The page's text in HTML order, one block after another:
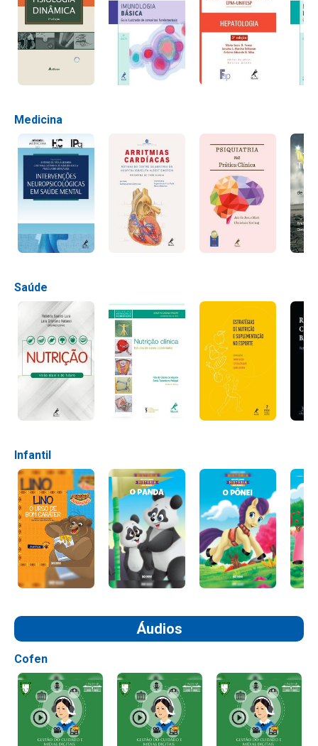
Medicina
Saúde
Infantil
Áudios
Cofen